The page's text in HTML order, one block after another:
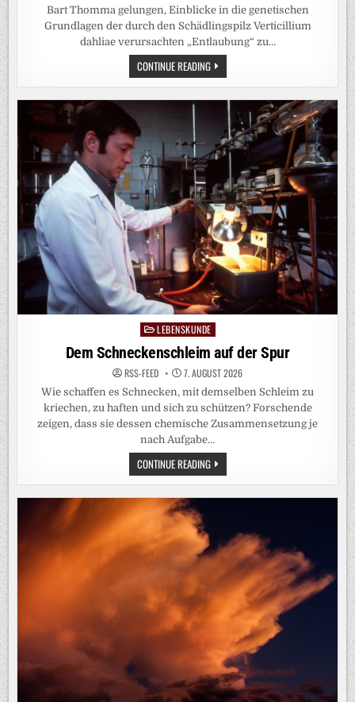
Bart Thomma gelungen, Einblicke in die genetischen
Grundlagen der durch den Schädlingspilz Verticillium
dahliae verursachten „Entlaubung“ zu…
CONTINUE READINGFORSCHENDE
ENTDECKEN
PILZPROTEIN,
DAS
BLATTVERLUST
NUTZPFLANZEN
FÜHRT
Posted
in
LEBENSKUNDE
Dem Schneckenschleim auf der Spur
RSS-FEED 7. AUGUST 2026
Wie schaffen es Schnecken, mit demselben Schleim zu
kriechen, zu haften und sich zu schützen? Forschende
zeigen, dass sie dessen chemische Zusammensetzung je
nach Aufgabe…
CONTINUE READINGDEM
SCHNECKENSCHLEIM
AUF